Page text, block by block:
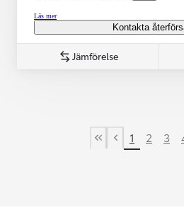
Läs mer
Kontakta
Jämförelse
First Page
Previous
1 2 3